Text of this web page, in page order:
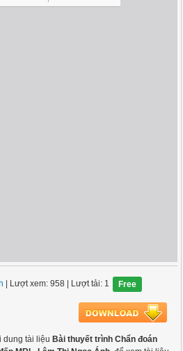
| Lượt xem: 958 | Lượt tải: 1 Free
dung tài liệu Bài thuyết trình Chẩn đoán